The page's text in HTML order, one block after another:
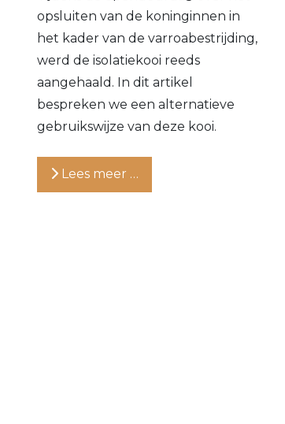
opsluiten van de koninginnen in
het kader van de varroabestrijding,
werd de isolatiekooi reeds
aangehaald. In dit artikel
bespreken we een alternatieve
gebruikswijze van deze kooi.
Lees meer …